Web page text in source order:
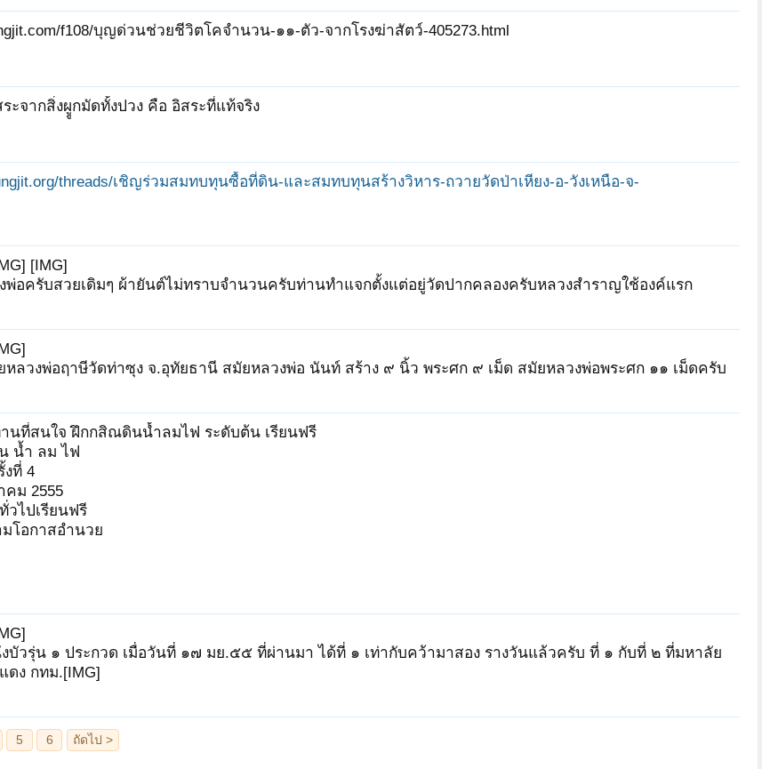
f108/บุญด่วนช่วยชีวิตโคจำนวน-๑๑-ตัว-จากโรงฆ่าสัตว์-405273.html
ะจากสิ่งผููกมัดทั้งปวง คือ อิสระที่แท้จริง
threads/เชิญร่วมสมทบทุนซื้อที่ดิน-และสมทบทุนสร้างวิหาร-ถวายวัดป่าเหียง-อ-วังเหนือ-จ-
[IMG]
พ่อครับสวยเดิมๆ ผ้ายันต์ไม่ทราบจำนวนครับท่านทำแจกตั้งแต่อยู่วัดปากคลองครับหลวงสำราญใช้องค์แรก
ลวงพ่อฤาษีวัดท่าซุง จ.อุทัยธานี สมัยหลวงพ่อ นันท์ สร้าง ๙ นิ้ว พระศก ๙ เม็ด สมัยหลวงพ่อพระศก ๑๑ เม็ดครับ
นที่สนใจ ฝึกกสิณดินน้ำลมไฟ ระดับต้น เรียนฟรี
น้ำ ลม ไฟ
งที่ 4
คม 2555
ไปเรียนฟรี
โอกาสอำนวย
งบัวรุ่น ๑ ประกวด เมื่อวันที่ ๑๗ มย.๕๕ ที่ผ่านมา ได้ที่ ๑ เท่ากับคว้ามาสอง รางวันแล้วครับ ที่ ๑ กับที่ ๒ ที่มหาลัย
ดง กทม.[IMG]